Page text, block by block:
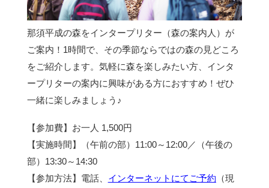
那須平成の森をインタープリター（森の案内人）が
ご案内！1時間で、その季節ならではの森の見どころ
をご紹介します。気軽に森を楽しみたい方、インタ
ープリターの案内に興味がある方におすすめ！ぜひ
一緒に楽しみましょう♪
【参加費】お一人 1,500円
【実施時間】（午前の部）11:00～12:00／（午後の
部）13:30～14:30
【参加方法】電話、 インターネットにてご予約 （現